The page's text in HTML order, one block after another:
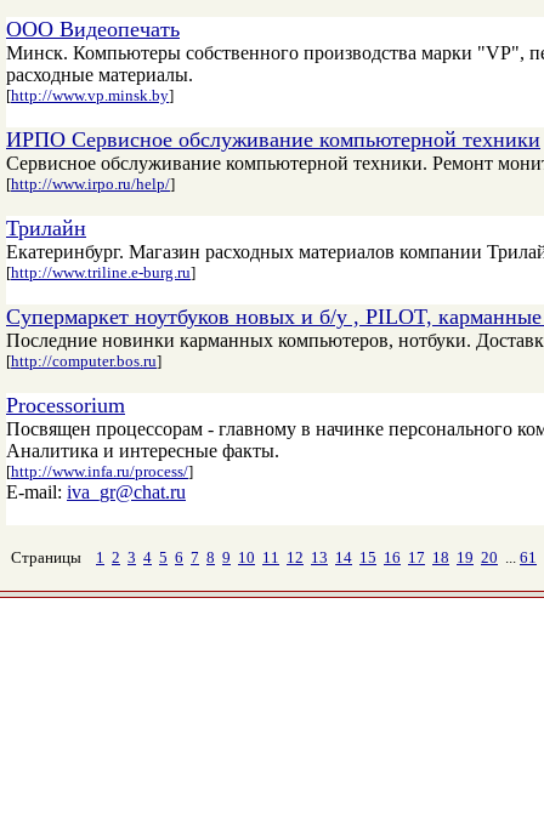
ООО Видеопечать
Минск. Компьютеры собственного производства марки "VP",
расходные материалы.
[http://www.vp.minsk.by]
ИРПО Сервисное обслуживание компьютерной техники
Сервисное обслуживание компьютерной техники. Ремонт
[http://www.irpo.ru/help/]
Трилайн
Екатеринбург. Магазин расходных материалов компании
[http://www.triline.e-burg.ru]
Супермаркет ноутбуков новых и б/у , PILOT,
Последние новинки карманных компьютеров, нотбуки.
[http://computer.bos.ru]
Processorium
Посвящен процессорам - главному в начинке персонального
Аналитика и интересные факты.
[http://www.infa.ru/process/]
E-mail: iva_gr@chat.ru
Страницы 1 2 3 4 5 6 7 8 9 10 11 12 13 14 15 16 17 18 19 20 ... 61